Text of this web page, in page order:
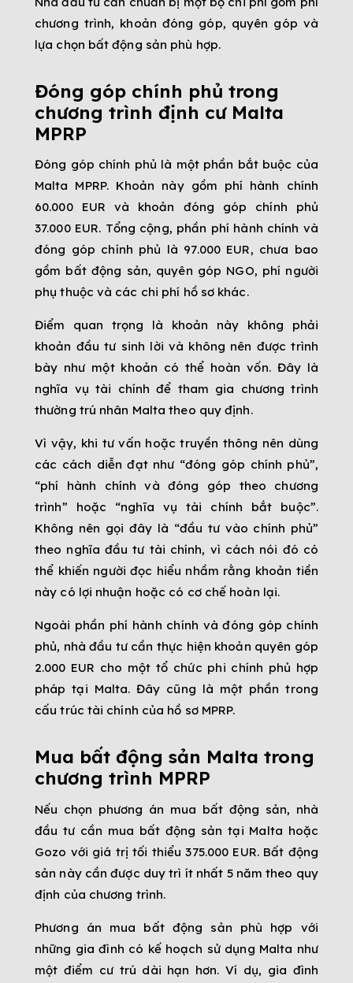
chương trình, khoản đóng góp, quyên góp và
lựa chọn bất động sản phù hợp.
Đóng góp chính phủ trong
chương trình định cư Malta
MPRP
Đóng góp chính phủ là một phần bắt buộc của
Malta MPRP. Khoản này gồm phí hành chính
60.000 EUR và khoản đóng góp chính phủ
37.000 EUR. Tổng cộng, phần phí hành chính và
đóng góp chính phủ là 97.000 EUR, chưa bao
gồm bất động sản, quyên góp NGO, phí người
phụ thuộc và các chi phí hồ sơ khác.
Điểm quan trọng là khoản này không phải
khoản đầu tư sinh lời và không nên được trình
bày như một khoản có thể hoàn vốn. Đây là
nghĩa vụ tài chính để tham gia chương trình
thường trú nhân Malta theo quy định.
Vì vậy, khi tư vấn hoặc truyền thông nên dùng
các cách diễn đạt như “đóng góp chính phủ”,
“phí hành chính và đóng góp theo chương
trình” hoặc “nghĩa vụ tài chính bắt buộc”.
Không nên gọi đây là “đầu tư vào chính phủ”
theo nghĩa đầu tư tài chính, vì cách nói đó có
thể khiến người đọc hiểu nhầm rằng khoản tiền
này có lợi nhuận hoặc có cơ chế hoàn lại.
Ngoài phần phí hành chính và đóng góp chính
phủ, nhà đầu tư cần thực hiện khoản quyên góp
2.000 EUR cho một tổ chức phi chính phủ hợp
pháp tại Malta. Đây cũng là một phần trong
cấu trúc tài chính của hồ sơ MPRP.
Mua bất động sản Malta trong
chương trình MPRP
Nếu chọn phương án mua bất động sản, nhà
đầu tư cần mua bất động sản tại Malta hoặc
Gozo với giá trị tối thiểu 375.000 EUR. Bất động
sản này cần được duy trì ít nhất 5 năm theo quy
định của chương trình.
Phương án mua bất động sản phù hợp với
những gia đình có kế hoạch sử dụng Malta như
một điểm cư trú dài hạn hơn. Ví dụ, gia đình